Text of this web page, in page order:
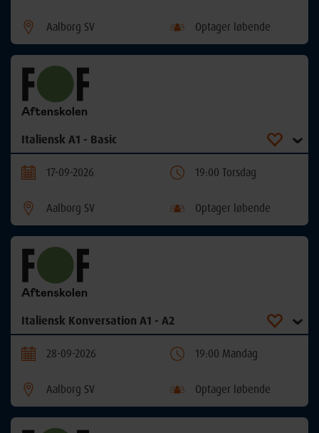
Aalborg SV Optager løbende
Italiensk A1 - Basic
17-09-2026 19:00 Torsdag
Aalborg SV Optager løbende
Italiensk Konversation A1 - A2
28-09-2026 19:00 Mandag
Aalborg SV Optager løbende